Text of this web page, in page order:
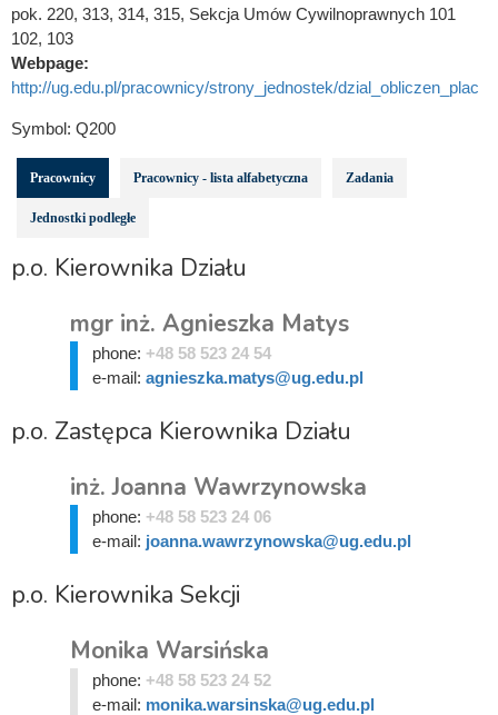
pok. 220, 313, 314, 315, Sekcja Umów Cywilnoprawnych 101
102, 103
Webpage:
http://ug.edu.pl/pracownicy/strony_jednostek/dzial_obliczen_plac
Symbol: Q200
Pracownicy Pracownicy - lista alfabetyczna Zadania
Jednostki podległe
p.o. Kierownika Działu
mgr inż. Agnieszka Matys
phone: +48 58 523 24 54
e-mail: agnieszka.matys@ug.edu.pl
p.o. Zastępca Kierownika Działu
inż. Joanna Wawrzynowska
phone: +48 58 523 24 06
e-mail: joanna.wawrzynowska@ug.edu.pl
p.o. Kierownika Sekcji
Monika Warsińska
phone: +48 58 523 24 52
e-mail: monika.warsinska@ug.edu.pl